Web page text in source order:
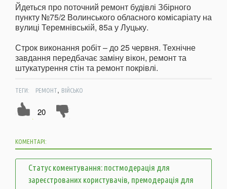
Йдеться про поточний ремонт будівлі Збірного
пункту №75/2 Волинського обласного комісаріату на
вулиці Теремнівській, 85а у Луцьку.
Строк виконання робіт – до 25 червня. Технічне
завдання передбачає заміну вікон, ремонт та
штукатурення стін та ремонт покрівлі.
ТЕГИ: РЕМОНТ, ВІЙСЬКО
20
КОМЕНТАРІ:
Статус коментування: постмодерація для
зареєстрованих користувачів, премодерація для